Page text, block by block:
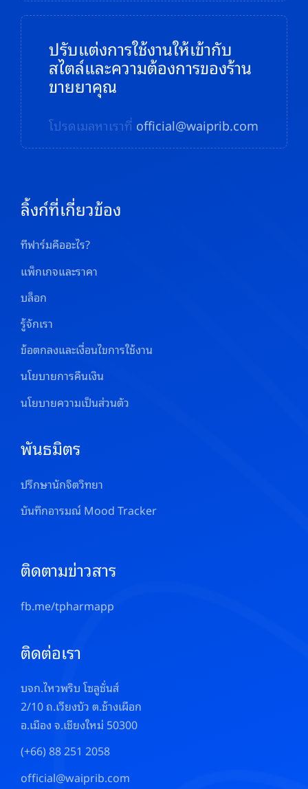
ปรับแต่งการใช้งานให้เข้ากับ
สไตล์และความต้องการของร้าน
ขายยาคุณ
โปรดเมลหาเราที่ official@waiprib.com
ลิ้งก์ที่เกี่ยวข้อง
ทีฟาร์มคืออะไร?
แพ็กเกจและราคา
บล็อก
รู้จักเรา
ข้อตกลงและเงื่อนไขการใช้งาน
นโยบายการคืนเงิน
นโยบายความเป็นส่วนตัว
พันธมิตร
ปรึกษานักจิตวิทยา
บันทึกอารมณ์ Mood Tracker
ติดตามข่าวสาร
fb.me/tpharmapp
ติดต่อเรา
บจก.ไหวพริบ โซลูชั่นส์
2/10 ถ.เวียงบัว ต.ช้างเผือก
อ.เมือง จ.เชียงใหม่ 50300
(+66) 88 251 2058
official@waiprib.com